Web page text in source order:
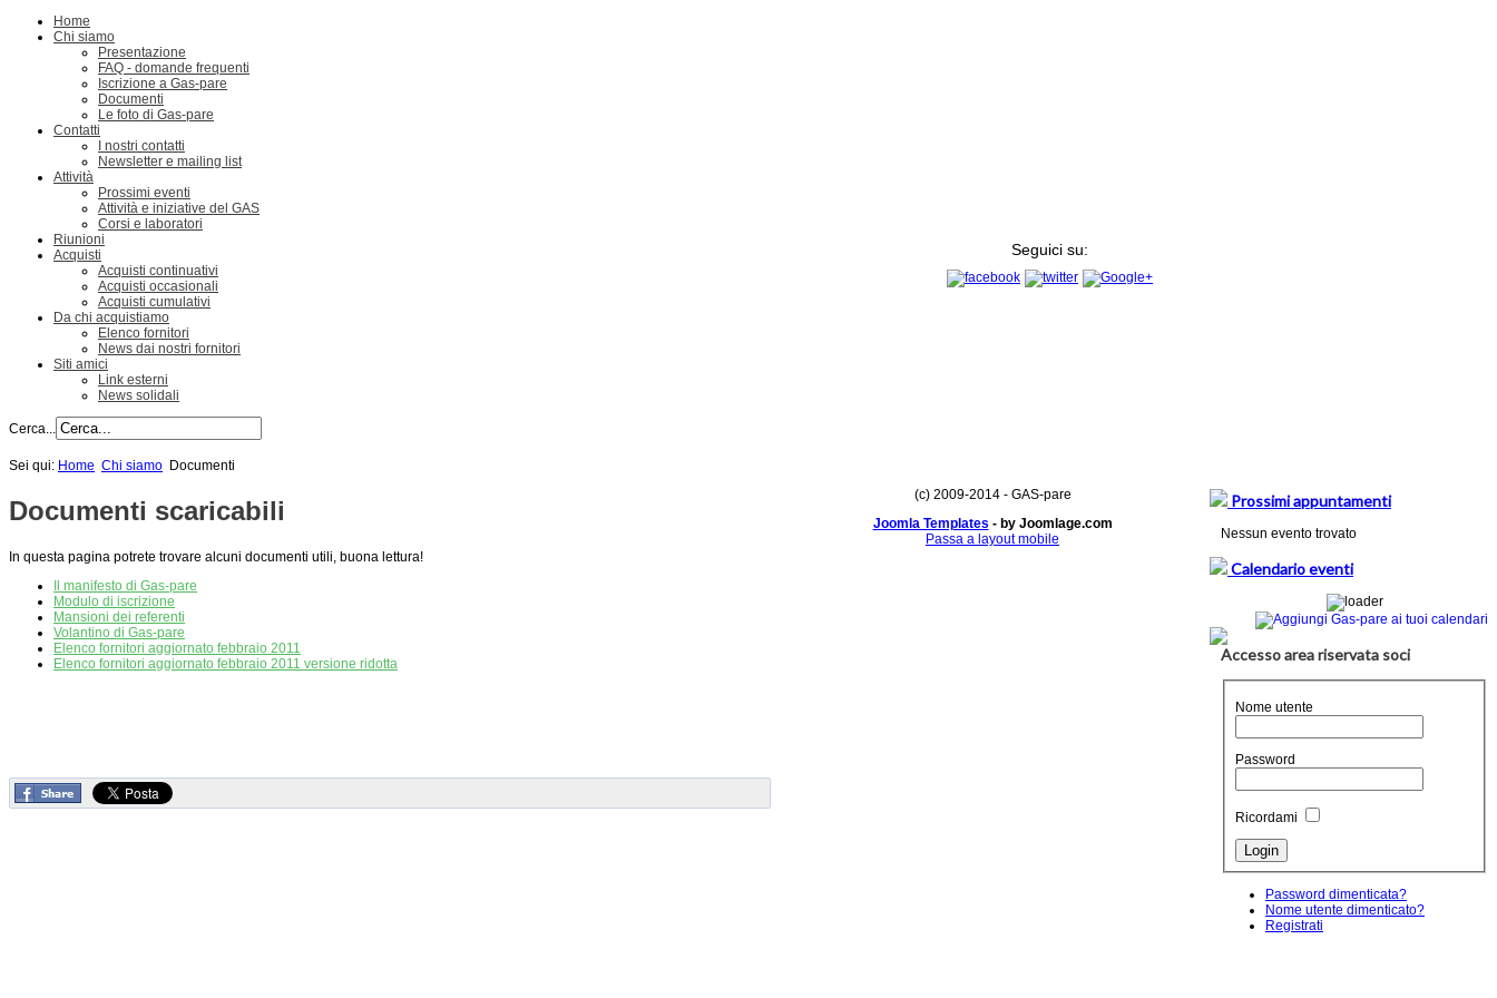
Home
Chi siamo
Presentazione
FAQ - domande frequenti
Iscrizione a Gas-pare
Documenti
Le foto di Gas-pare
Contatti
I nostri contatti
Newsletter e mailing list
Attività
Prossimi eventi
Attività e iniziative del GAS
Corsi e laboratori
Riunioni
Acquisti
Acquisti continuativi
Acquisti occasionali
Acquisti cumulativi
Da chi acquistiamo
Elenco fornitori
News dai nostri fornitori
Siti amici
Link esterni
News solidali
Seguici su:
Cerca...
Sei qui: Home Chi siamo Documenti
Prossimi appuntamenti
Nessun evento trovato
Calendario eventi
Accesso area riservata soci
Nome utente
Password
Ricordami
Password dimenticata?
Nome utente dimenticato?
Registrati
Documenti scaricabili
In questa pagina potrete trovare alcuni documenti utili, buona lettura!
Il manifesto di Gas-pare
Modulo di iscrizione
Mansioni dei referenti
Volantino di Gas-pare
Elenco fornitori aggiornato febbraio 2011
Elenco fornitori aggiornato febbraio 2011 versione ridotta
(c) 2009-2014 - GAS-pare
Joomla Templates - by Joomlage.com
Passa a layout mobile